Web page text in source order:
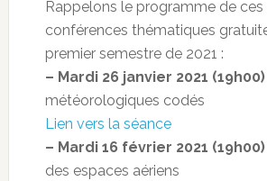
Rappelons le programme de ces
conférences thématiques
premier semestre de 2021 :
– Mardi 26 janvier 2021 (19h00)
météorologiques codés
Lien vers la séance
– Mardi 16 février 2021 (19h00)
des espaces aériens